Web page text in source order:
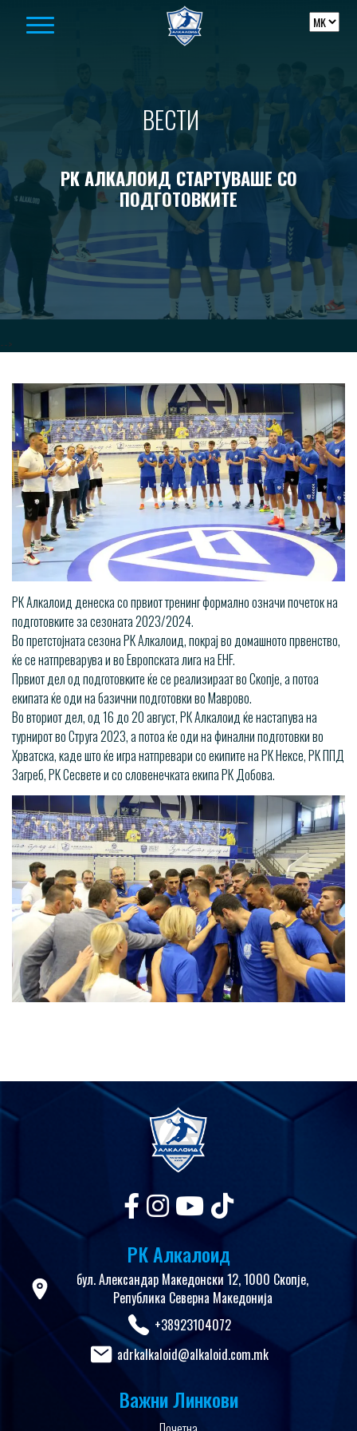
ВЕСТИ
РК АЛКАЛОИД СТАРТУВАШЕ СО
ПОДГОТОВКИТЕ
-->
РК Алкалоид денеска со првиот тренинг формално означи почеток на
подготовките за сезоната 2023/2024.
Во претстојната сезона РК Алкалоид, покрај во домашното првенство,
ќе се натпреварува и во Европската лига на EHF.
Првиот дел од подготовките ќе се реализираат во Скопје, а потоа
екипата ќе оди на базични подготовки во Маврово.
Во вториот дел, од 16 до 20 август, РК Алкалоид ќе настапува на
турнирот во Струга 2023, а потоа ќе оди на финални подготовки во
Хрватска, каде што ќе игра натпревари со екипите на РК Нексе, РК ППД
Загреб, РК Сесвете и со словенечката екипа РК Добова.
РК Алкалоид
бул. Александар Македонски 12, 1000 Скопје,
Република Северна Македонија
+38923104072
adrkalkaloid@alkaloid.com.mk
Важни Линкови